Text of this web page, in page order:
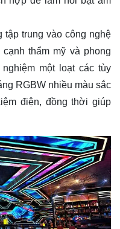
điện, đồng thời giúp
nghiệp của Nguyên Đăng
chính là khả năng điều